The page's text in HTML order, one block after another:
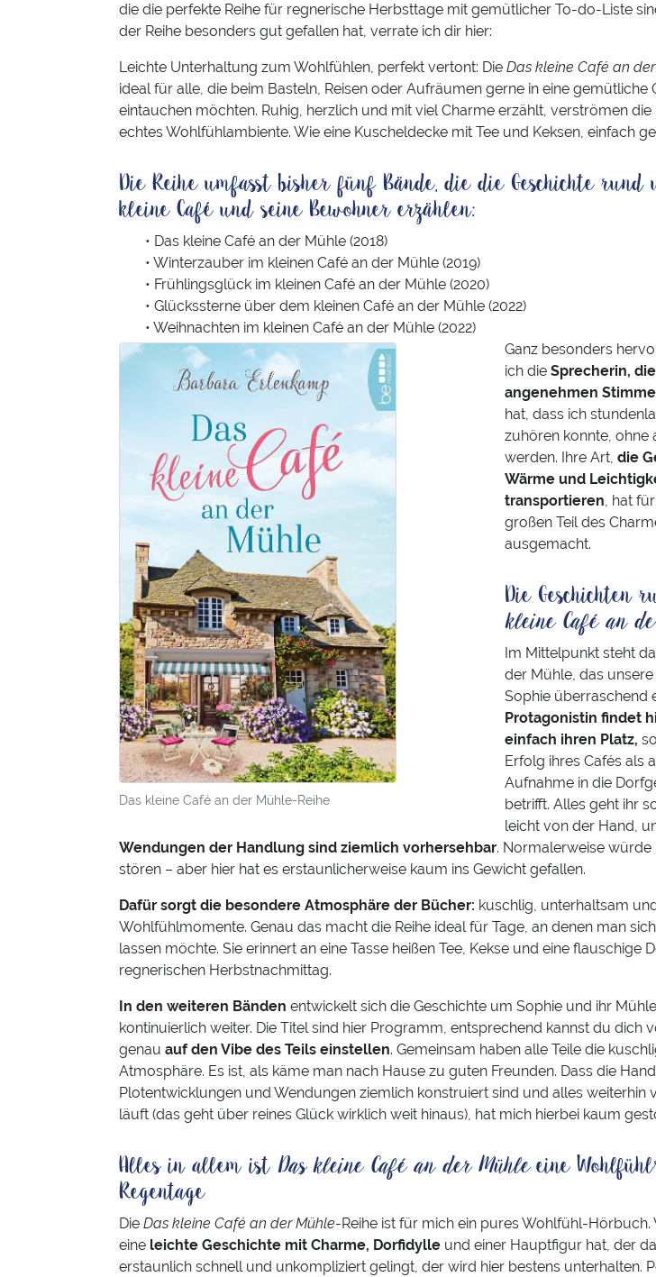
die die perfekte Reihe für regnerische Herbsttage mit gemütlicher To-do-Liste
der Reihe besonders gut gefallen hat, verrate ich dir hier:
Leichte Unterhaltung zum Wohlfühlen, perfekt vertont: Die Das kleine Café an
ideal für alle, die beim Basteln, Reisen oder Aufräumen gerne in eine gemütliche
eintauchen möchten. Ruhig, herzlich und mit viel Charme erzählt, verströmen
echtes Wohlfühlambiente. Wie eine Kuscheldecke mit Tee und Keksen, einfach
Die Reihe umfasst bisher fünf Bände, die die Geschichte rund
kleine Café und seine Bewohner erzählen:
Das kleine Café an der Mühle (2018)
Winterzauber im kleinen Café an der Mühle (2019)
Frühlingsglück im kleinen Café an der Mühle (2020)
Glückssterne über dem kleinen Café an der Mühle (2022)
Weihnachten im kleinen Café an der Mühle (2022)
Das kleine Café an der Mühle-Reihe
Ganz besonders
ich die Sprecherin,
angenehmen Stimme
hat, dass ich
zuhören konnte, ohne
werden. Ihre Art, die
Wärme und
transportieren, hat
großen Teil des
ausgemacht.
Die Geschichten
kleine Café an
Im Mittelpunkt steht
der Mühle, das
Sophie überraschend
Protagonistin findet
einfach ihren Platz,
Erfolg ihres Cafés als
Aufnahme in die
betrifft. Alles geht ihr
leicht von der Hand,
Wendungen der Handlung sind ziemlich vorhersehbar. Normalerweise würde
stören – aber hier hat es erstaunlicherweise kaum ins Gewicht gefallen.
Dafür sorgt die besondere Atmosphäre der Bücher: kuschlig, unterhaltsam
Wohlfühlmomente. Genau das macht die Reihe ideal für Tage, an denen man
lassen möchte. Sie erinnert an eine Tasse heißen Tee, Kekse und eine flauschige
regnerischen Herbstnachmittag.
In den weiteren Bänden entwickelt sich die Geschichte um Sophie und ihr
kontinuierlich weiter. Die Titel sind hier Programm, entsprechend kannst du dich
genau auf den Vibe des Teils einstellen. Gemeinsam haben alle Teile die
Atmosphäre. Es ist, als käme man nach Hause zu guten Freunden. Dass die
Plotentwicklungen und Wendungen ziemlich konstruiert sind und alles weiterhin
läuft (das geht über reines Glück wirklich weit hinaus), hat mich hierbei kaum
Alles in allem ist Das kleine Café an der Mühleeine
Regentage
Die Das kleine Café an der Mühle-Reihe ist für mich ein pures Wohlfühl-Hörbuch.
eine leichte Geschichte mit Charme, Dorfidylle und einer Hauptfigur hat, der
erstaunlich schnell und unkompliziert gelingt, der wird hier bestens unterhalten.